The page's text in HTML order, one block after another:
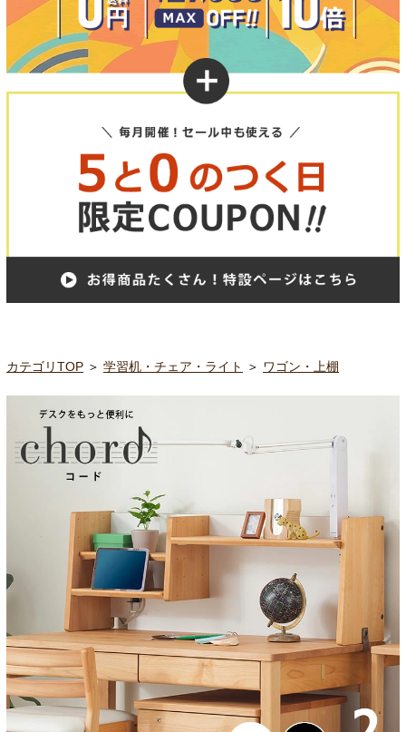
カテゴリTOP ＞ 学習机・チェア・ライト ＞ ワゴン・上棚